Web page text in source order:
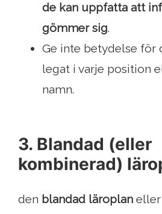
de kan uppfatta att
gömmer sig.
Ge inte betydelse för
legat i varje position
namn.
3. Blandad (eller
kombinerad)
den blandad läroplan eller